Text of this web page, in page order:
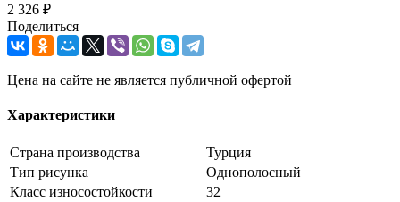
2 326 ₽
Поделиться
Цена на сайте не является публичной офертой
Характеристики
Страна производства
Турция
Тип рисунка
Однополосный
Класс износостойкости
32